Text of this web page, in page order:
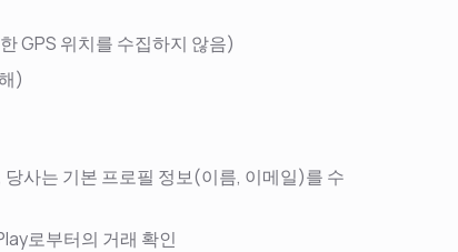
GPS 위치를 수집하지 않음)
)
사는 기본 프로필 정보(이름, 이메일)를 수
로부터의 거래 확인